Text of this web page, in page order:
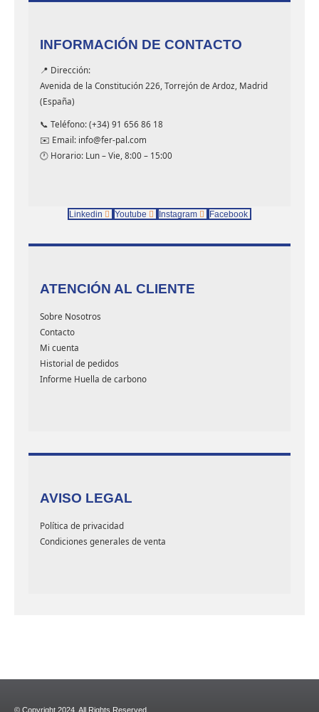
INFORMACIÓN DE CONTACTO
📍 Dirección:
Avenida de la Constitución 226, Torrejón de Ardoz, Madrid
(España)
📞 Teléfono: (+34) 91 656 86 18
✉️ Email: info@fer-pal.com
🕐 Horario: Lun – Vie, 8:00 – 15:00
Linkedin Youtube Instagram Facebook
ATENCIÓN AL CLIENTE
Sobre Nosotros
Contacto
Mi cuenta
Historial de pedidos
Informe Huella de carbono
AVISO LEGAL
Política de privacidad
Condiciones generales de venta
© Copyright 2024. All Rights Reserved.